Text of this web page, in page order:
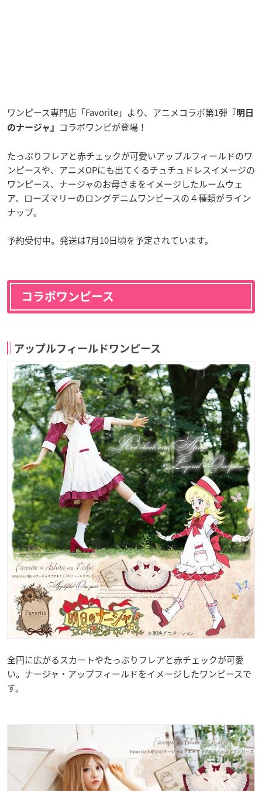
ワンピース専門店「Favorite」より、アニメコラボ第1弾 『明日
のナージャ』
コラボワンピが登場！
たっぷりフレアと赤チェックが可愛いアップルフィールドのワ
ンピースや、アニメOPにも出てくるチュチュドレスイメージの
ワンピース、ナージャのお母さまをイメージしたルームウェ
ア、ローズマリーのロングデニムワンピースの４種類がライン
ナップ。
予約受付中。発送は7月10日頃を予定されています。
コラボワンピース
アップルフィールドワンピース
全円に広がるスカートやたっぷりフレアと赤チェックが可愛
い。ナージャ・アップフィールドをイメージしたワンピースで
す。